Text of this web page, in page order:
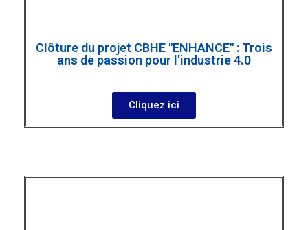
Clôture du projet CBHE "ENHANCE" : Trois
ans de passion pour l'industrie 4.0
Cliquez ici